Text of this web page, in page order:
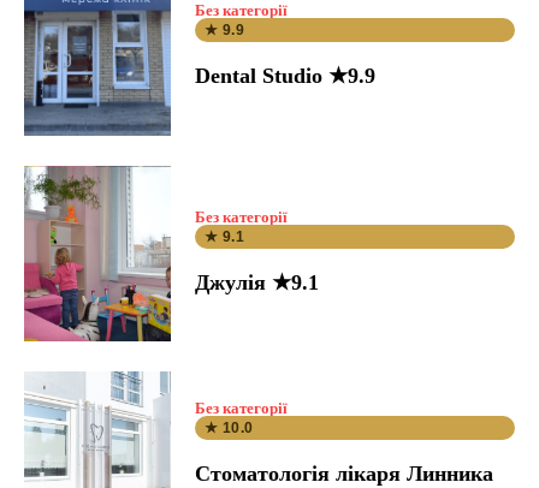
Без категорії
★ 9.9
Dental Studio ★9.9
Без категорії
★ 9.1
Джулія ★9.1
Без категорії
★ 10.0
Стоматологія лікаря Линника